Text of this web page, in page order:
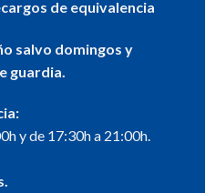
de equivalencia
salvo domingos y
guardia.
y de 17:30h a 21:00h.